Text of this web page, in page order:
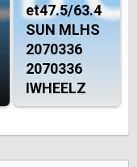
et47.5/63.4
SUN MLHS
2070336
2070336
IWHEELZ